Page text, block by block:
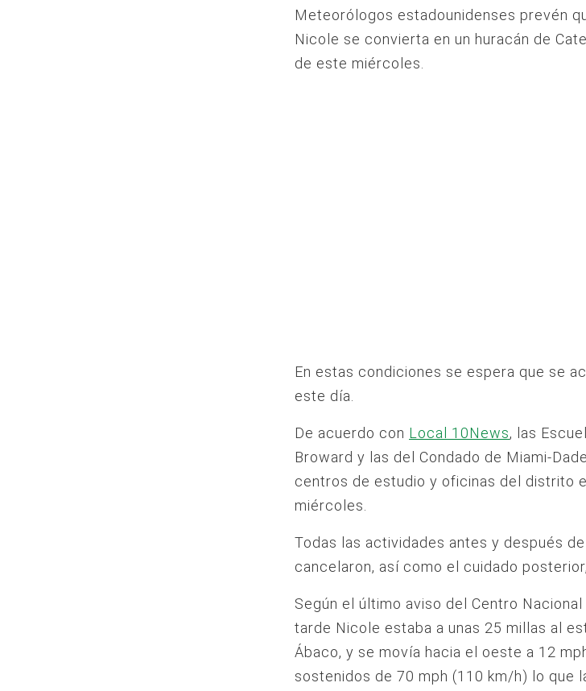
Meteorólogos estadounidenses prevén
Nicole se convierta en un huracán de
de este miércoles.
En estas condiciones se espera que se
este día.
De acuerdo con Local 10News, las
Broward y las del Condado de Miami-
centros de estudio y oficinas del distrito
miércoles.
Todas las actividades antes y después
cancelaron, así como el cuidado
Según el último aviso del Centro
tarde Nicole estaba a unas 25 millas al
Ábaco, y se movía hacia el oeste a 12
sostenidos de 70 mph (110 km/h) lo que